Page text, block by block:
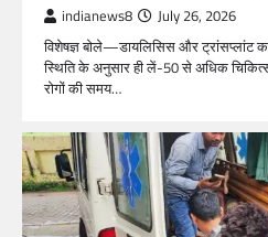
indianews8 July 26, 2026
विशेषज्ञ बोले—डायलिसिस और ट्रांसप्लांट
स्थिति के अनुसार ही लें-50 से अधिक
रोगों की समय…